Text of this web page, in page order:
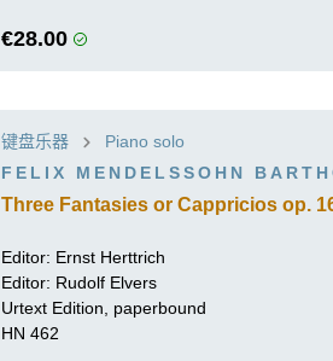
€28.00
键盘乐器
Piano solo
FELIX MENDELSSOHN
Three Fantasies or Cappricios op.
Editor: Ernst Herttrich
Editor: Rudolf Elvers
Urtext Edition, paperbound
HN 462